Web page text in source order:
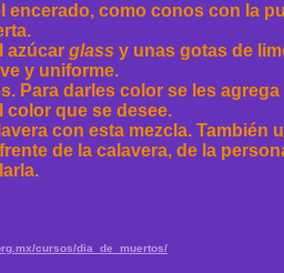
encerado, como conos con la
azúcar glass y unas gotas de
y uniforme.
Para darles color se les
color que se desee.
con esta mezcla. También
de la calavera, de la
cursos/dia_de_muertos/